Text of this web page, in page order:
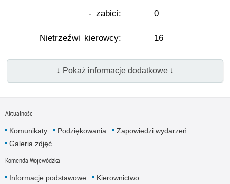
- zabici: 0
Nietrzeźwi kierowcy: 16
↓ Pokaż informacje dodatkowe ↓
Aktualności
Komunikaty Podziękowania
Zapowiedzi wydarzeń
Galeria zdjęć
Komenda Wojewódzka
Informacje podstawowe
Kierownictwo